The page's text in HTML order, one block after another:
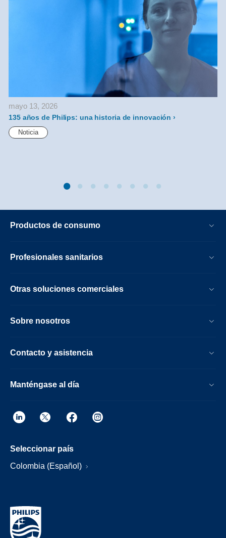
mayo 13, 2026
135 años de Philips: una historia de innovación
Noticia
Productos de consumo
Profesionales sanitarios
Otras soluciones comerciales
Sobre nosotros
Contacto y asistencia
Manténgase al día
Seleccionar país
Colombia (Español)